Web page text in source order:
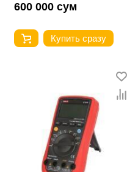
600 000 сум
Купить сразу